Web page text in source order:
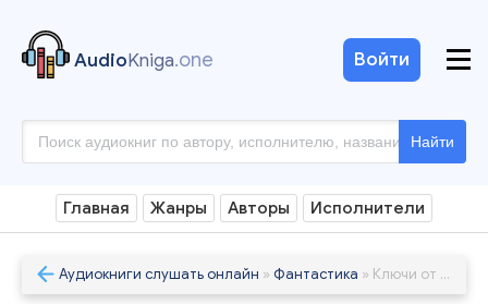
AudioKniga.one
Найти
Войти
Главная Жанры Авторы Исполнители
Аудиокниги слушать онлайн » Фантастика » Ключи от исчезнувшего города